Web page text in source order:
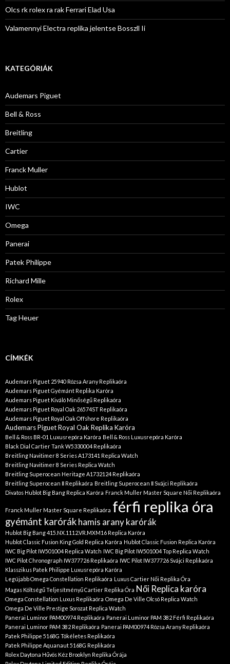
Olcs rk rolex ra rak Ferrari Elad Usa
Valamennyi Electra replika jelentse Bosszll Ii
KATEGÓRIÁK
Audemars Piguet
Bell & Ross
Breitling
Cartier
Franck Muller
Hublot
IWC
Omega
Panerai
Patek Philippe
Richard Mille
Rolex
Tag Heuer
CÍMKÉK
Audemars Piguet 25940 Rózsa Arany Replikaóra
Audemars Piguet Gyémánt Replika Karóra
Audemars Piguet Kiváló Minőségű Replikaóra
Audemars Piguet Royal Oak 26574ST Replikaóra
Audemars Piguet Royal Oak Offshore Replikaóra
Audemars Piguet Royal Oak Replika Karóra
Bell & Ross BR-01 Luxusrepóra Karóra Bell & Ross Luxusrepóra Karóra
Black Dial Cartier Tank W5330004 Replikaóra
Breitling Navitimer 8 Series A173141 Replica Watch
Breitling Navitimer 8 Series Replica Watch
Breitling Superocean Heritage A1732124 Replikaóra
Breitling Superocean Ⅱ Replikaóra Breitling Superocean Ⅱ Svájci Replikaóra
Divatos Hublot Big Bang Replica Karóra Franck Muller Master Square Női Replikaóra
Franck Muller Master Square Replikaóra férfi replika óra
gyémánt karórákhamis arany karórák
Hublot Big Bang 415.NX.1112.VR.MXM16 Replica Karóra
Hublot Classic Fusion King Gold Replica Karóra Hublot Classic Fusion Replica Karóra
IWC Big Pilot IW501004 Replica Watch IWC Big Pilot IW501004 Top Replica Watch
IWC Pilot Chronograph IW377726 Replikaóra IWC Pilot IW377726 Svájci Replikaóra
Klasszikus Patek Philippe Luxusrepóra Karóra
Legújabb Omega Constellation Replikaóra Luxus Cartier Női Replika Óra
Magas Költségű Teljesítményű Cartier Replika Óra Női Replica karóra
Omega Constellation Luxus Replikaóra Omega De Ville Olcsó Replica Watch
Omega De Ville Prestige Sorozat Replica Watch
Panerai Luminor PAM00974 Replikaóra Panerai Luminor PAM 382 Férfi Replikaóra
Panerai Luminor PAM 382 Replikaóra Panerai PAM00974 Rózsa Arany Replikaóra
Patek Philippe 5168G Tökéletes Replikaóra
Patek Philippe Aquanaut 5168G Replikaóra
Rolex Daytona Hűvös Kéz Brooklyn Replika Órája